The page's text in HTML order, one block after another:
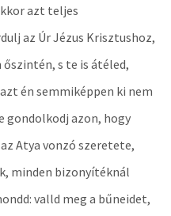
azt teljes
az Úr Jézus Krisztushoz,
s te is átéled,
én semmiképpen ki nem
gondolkodj azon, hogy
Atya vonzó szeretete,
minden bizonyítéknál
valld meg a bűneidet,